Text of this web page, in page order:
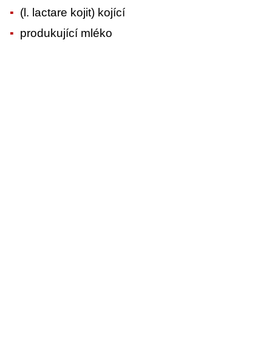
(l. lactare kojit) kojící
produkující mléko